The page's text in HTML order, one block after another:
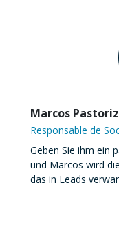
Marcos
Responsable de
Geben Sie ihm ein
und Marcos wird
das in Leads